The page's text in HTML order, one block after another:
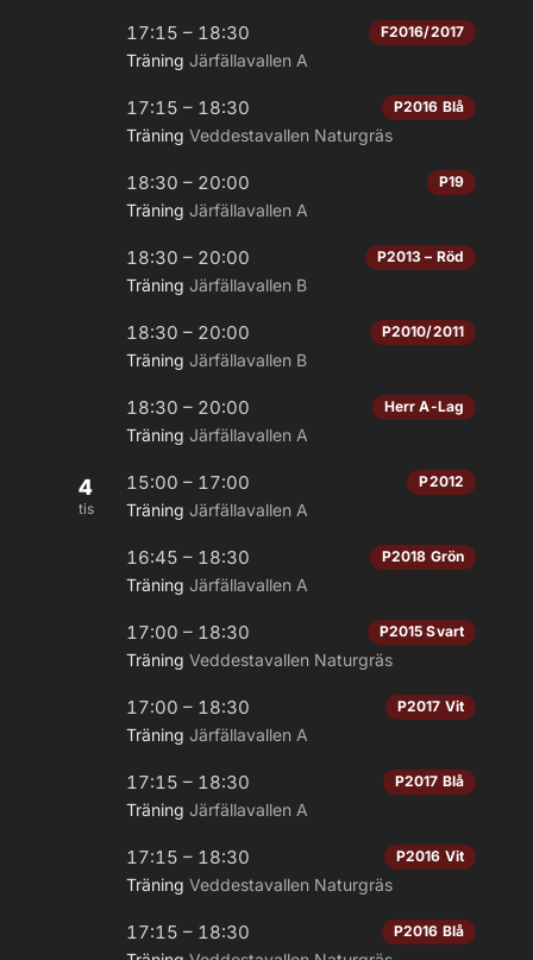
17:15 – 18:30 F2016/2017
Träning Järfällavallen A
17:15 – 18:30 P2016 Blå
Träning Veddestavallen Naturgräs
18:30 – 20:00 P19
Träning Järfällavallen A
18:30 – 20:00 P2013 – Röd
Träning Järfällavallen B
18:30 – 20:00 P2010/2011
Träning Järfällavallen B
18:30 – 20:00 Herr A-Lag
Träning Järfällavallen A
4
tis
15:00 – 17:00 P2012
Träning Järfällavallen A
16:45 – 18:30 P2018 Grön
Träning Järfällavallen A
17:00 – 18:30 P2015 Svart
Träning Veddestavallen Naturgräs
17:00 – 18:30 P2017 Vit
Träning Järfällavallen A
17:15 – 18:30 P2017 Blå
Träning Järfällavallen A
17:15 – 18:30 P2016 Vit
Träning Veddestavallen Naturgräs
17:15 – 18:30 P2016 Blå